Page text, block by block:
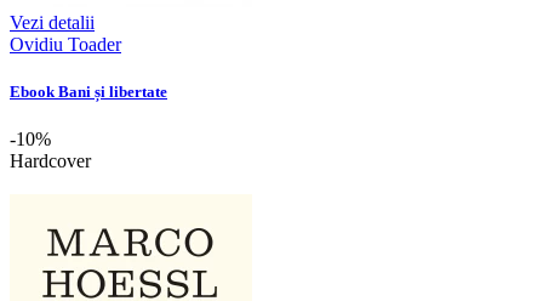
Vezi detalii
Ovidiu Toader
Ebook Bani și libertate
-10%
Hardcover